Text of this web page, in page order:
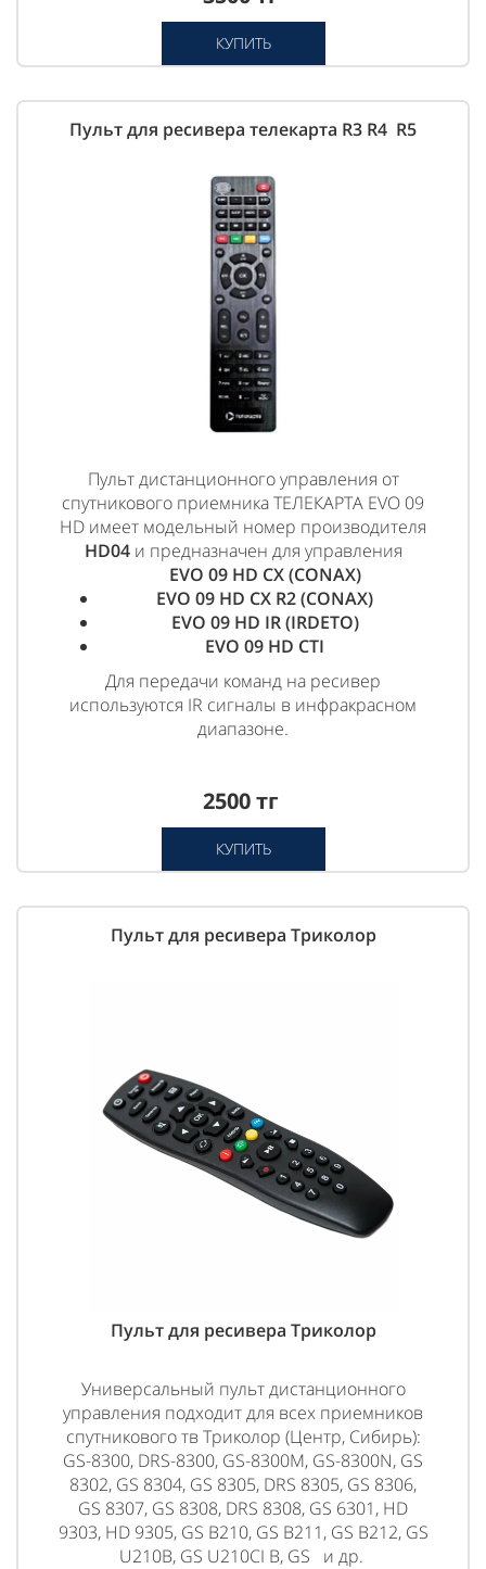
КУПИТЬ
Пульт для ресивера телекарта R3 R4 R5
Пульт дистанционного управления от
спутникового приемника ТЕЛЕКАРТА EVO 09
HD имеет модельный номер производителя
HD04и предназначен для управления
EVO 09 HD CX (CONAX)
EVO 09 HD CX R2 (CONAX)
EVO 09 HD IR (IRDETO)
EVO 09 HD CTI
Для передачи команд на ресивер
используются IR сигналы в инфракрасном
диапазоне.
2500 тг
КУПИТЬ
Пульт для ресивера Триколор
Пульт для ресивера Триколор
Универсальный пульт дистанционного
управления подходит для всех приемников
спутникового тв Триколор (Центр, Сибирь):
GS-8300, DRS-8300, GS-8300M, GS-8300N, GS
8302, GS 8304, GS 8305, DRS 8305, GS 8306,
GS 8307, GS 8308, DRS 8308, GS 6301, HD
9303, HD 9305, GS B210, GS B211, GS B212, GS
U210B, GS U210CI B, GS и др.